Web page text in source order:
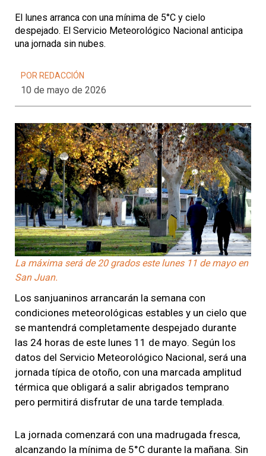
El lunes arranca con una mínima de 5°C y cielo
despejado. El Servicio Meteorológico Nacional anticipa
una jornada sin nubes.
POR REDACCIÓN
10 de mayo de 2026
La máxima será de 20 grados este lunes 11 de mayo en
San Juan.
Los sanjuaninos arrancarán la semana con
condiciones meteorológicas estables y un cielo que
se mantendrá completamente despejado durante
las 24 horas de este lunes 11 de mayo. Según los
datos del Servicio Meteorológico Nacional, será una
jornada típica de otoño, con una marcada amplitud
térmica que obligará a salir abrigados temprano
pero permitirá disfrutar de una tarde templada.
La jornada comenzará con una madrugada fresca,
alcanzando la mínima de 5°C durante la mañana. Sin